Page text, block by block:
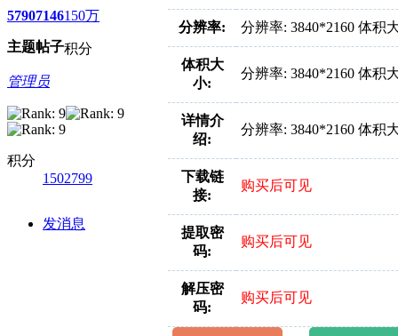
5790
主题
7146
帖子
150万
积分
管理员
积分
1502799
发消息
分辨率: 分辨率: 3840*2160 体积
体积大
小:
分辨率: 3840*2160 体积
详情介
绍:
分辨率: 3840*2160 体积
下载链
接:
购买后可见
提取密
码:
购买后可见
解压密
码:
购买后可见